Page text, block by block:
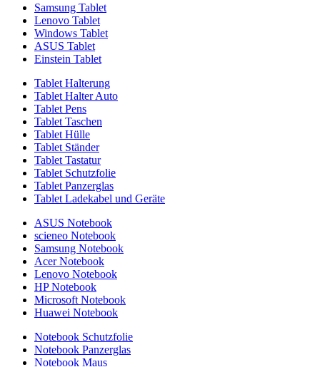
Samsung Tablet
Lenovo Tablet
Windows Tablet
ASUS Tablet
Einstein Tablet
Tablet Halterung
Tablet Halter Auto
Tablet Pens
Tablet Taschen
Tablet Hülle
Tablet Ständer
Tablet Tastatur
Tablet Schutzfolie
Tablet Panzerglas
Tablet Ladekabel und Geräte
ASUS Notebook
scieneo Notebook
Samsung Notebook
Acer Notebook
Lenovo Notebook
HP Notebook
Microsoft Notebook
Huawei Notebook
Notebook Schutzfolie
Notebook Panzerglas
Notebook Maus